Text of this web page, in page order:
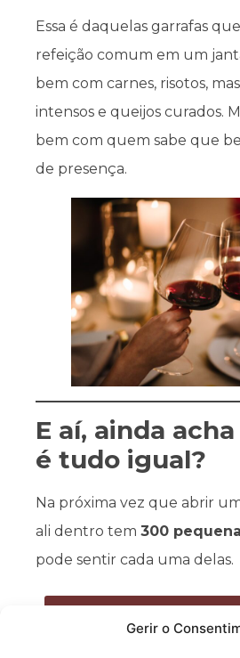
Gerir o
Essa é daquelas garrafas
refeição comum em um
bem com carnes, risotos,
intensos e queijos curados.
bem com quem sabe que
de presença.
E aí, ainda
é tudo igual?
Na próxima vez que abrir
ali dentro tem 300
pode sentir cada uma delas.
Torre